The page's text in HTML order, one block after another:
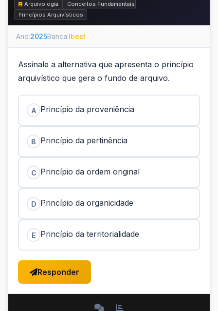
Arquivologia
Conceitos Fundamentais
Princípios Arquivísticos
Ano:2025Banca:Ibest
Assinale a alternativa que apresenta o princípio
arquivístico que gera o fundo de arquivo.
A Princípio da proveniência
B Princípio da pertinência
C Princípio da ordem original
D Princípio da organicidade
E Princípio da territorialidade
Responder